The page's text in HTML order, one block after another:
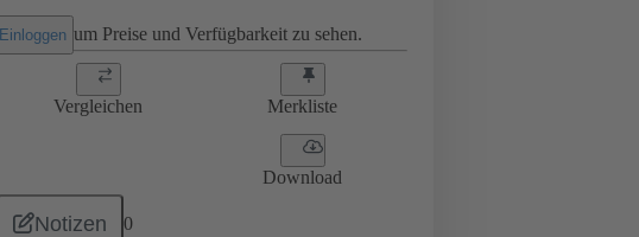
Einloggen um Preise und Verfügbarkeit zu sehen.
Vergleichen Merkliste
Download
Notizen 0